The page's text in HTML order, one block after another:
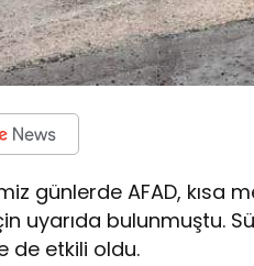
günlerde AFAD, kısa
uyarıda bulunmuştu.
de etkili oldu.